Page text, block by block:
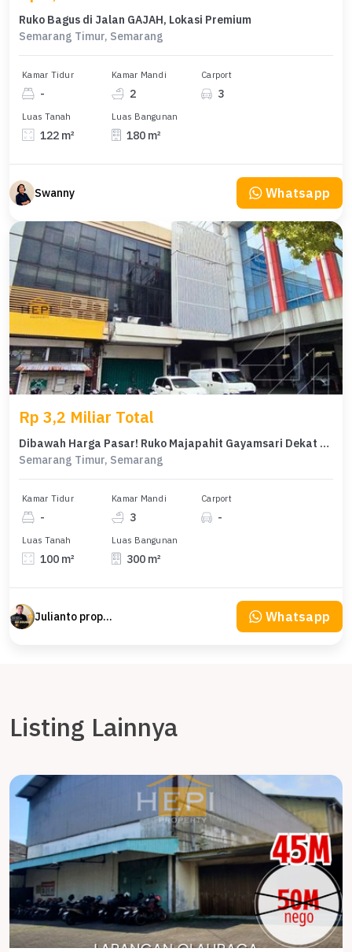
Ruko Bagus di Jalan GAJAH, Lokasi Premium
Semarang Timur, Semarang
Kamar Tidur
-
Kamar Mandi
2
Carport
3
Luas Tanah
122 m²
Luas Bangunan
180 m²
Swanny Whatsapp
Rp 3,2 Miliar Total
Dibawah Harga Pasar! Ruko Majapahit Gayamsari Dekat Akses Tol
Semarang Timur, Semarang
Kamar Tidur
-
Kamar Mandi
3
Carport
-
Luas Tanah
100 m²
Luas Bangunan
300 m²
Julianto property Julianto Whatsapp
Listing Lainnya